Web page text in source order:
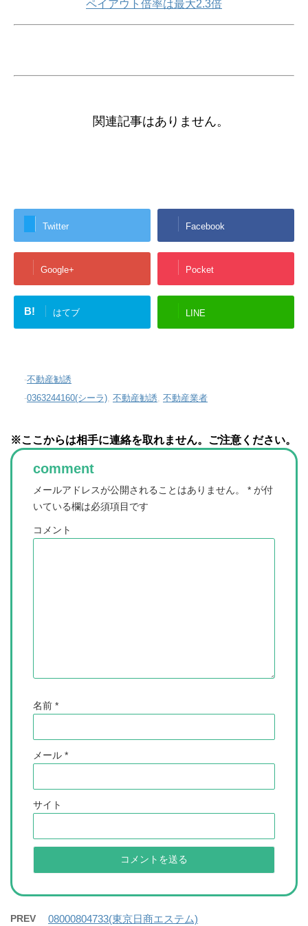
ペイアウト倍率は最大2.3倍
関連記事はありません。
Twitter Facebook
Google+ Pocket
B! はてブ LINE
-不動産勧誘
-0363244160(シーラ), 不動産勧誘, 不動産業者
※ここからは相手に連絡を取れません。ご注意ください。
comment
メールアドレスが公開されることはありません。 * が付
いている欄は必須項目です
コメント
名前 *
メール *
サイト
PREV 08000804733(東京日商エステム)